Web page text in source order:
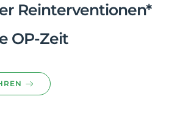
Reinterventionen*
OP-Zeit